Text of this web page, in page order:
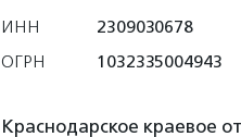
ИНН
2309030678
ОГРН
1032335004943
Краснодарское краевое